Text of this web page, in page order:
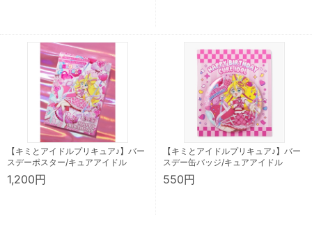
【キミとアイドルプリキュア♪】バー
スデーポスター/キュアアイドル
1,200円
【キミとアイドルプリキュア♪】バー
スデー缶バッジ/キュアアイドル
550円